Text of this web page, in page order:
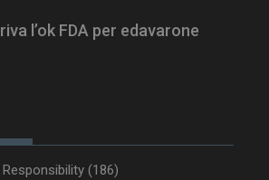
l’ok FDA per edavarone
(186)
2 giorni